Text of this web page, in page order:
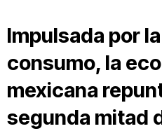
Impulsada por
consumo, la
mexicana
segunda mitad